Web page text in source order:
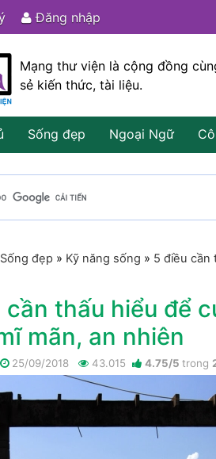
Đăng nhập
Mạng thư viện là cộng đồng
sẻ kiến thức, tài liệu.
Sống đẹp Ngoại Ngữ
Sống đẹp » Kỹ năng sống » 5 điều cần
cần thấu hiểu để
mãn, an nhiên
25/09/2018 43.015 4.75/5 trong